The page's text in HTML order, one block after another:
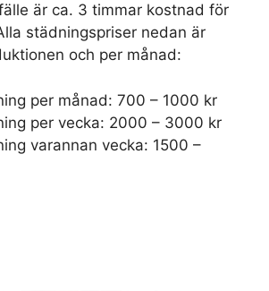
är ca. 3 timmar kostnad för
städningspriser nedan är
och per månad:
per månad: 700 – 1000 kr
per vecka: 2000 – 3000 kr
varannan vecka: 1500 –